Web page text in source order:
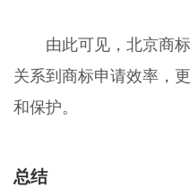
由此可见，北京商
关系到商标申请效率，
和保护。
总结